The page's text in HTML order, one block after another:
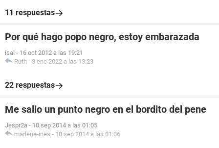
11 respuestas
Por qué hago popo negro, estoy embarazada
isai - 16 oct 2012 a las 19:21
Ruth - 3 ene 2022 a las 13:23
22 respuestas
Me salio un punto negro en el bordito del pene
Jespr2a - 10 sep 2014 a las 01:05
marlene-ines - 10 sep 2014 a las 01:06